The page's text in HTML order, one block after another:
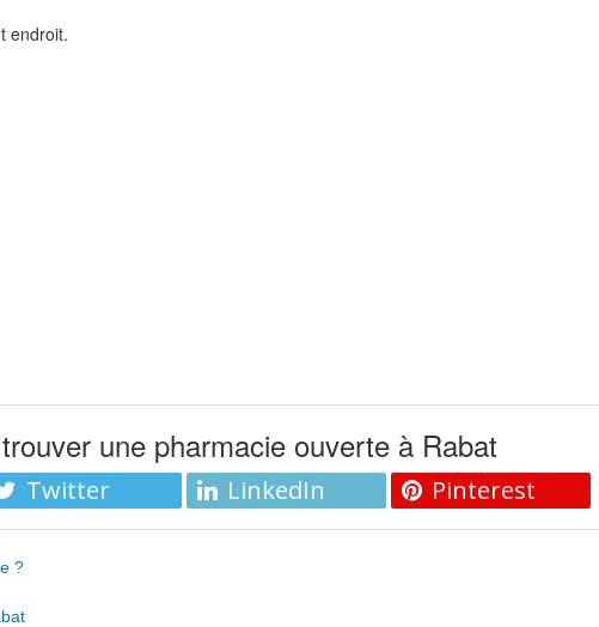
endroit.
une pharmacie ouverte à Rabat
Twitter LinkedIn Pinterest
?